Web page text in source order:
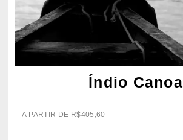
Índio Canoa
A PARTIR DE R$405,60